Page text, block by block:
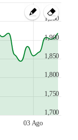
03 Ago
1,700
1,750
1,800
1,850
1,900
1,950